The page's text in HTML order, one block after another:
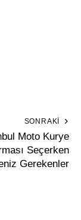
SONRAKI
Moto Kurye
Seçerken
Gerekenler